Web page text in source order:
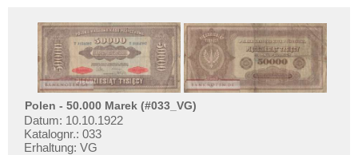
Polen - 50.000 Marek (#033_VG)
Datum: 10.10.1922
Katalognr.: 033
Erhaltung: VG